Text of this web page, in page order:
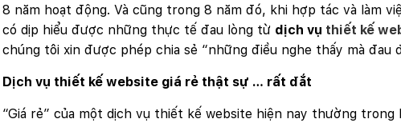
8 năm hoạt động. Và cũng trong 8 năm đó, khi hợp tác và làm
có dịp hiểu được những thực tế đau lòng từ dịch vụ thiết kế
chúng tôi xin được phép chia sẻ “những điều nghe thấy mà đau
Dịch vụ thiết kế website giá rẻ thật sự … rất đắt
“Giá rẻ” của một dịch vụ thiết kế website hiện nay thường